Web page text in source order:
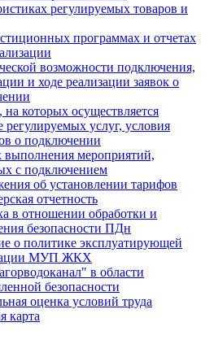
регулируемых товаров и
программах и отчетах
возможности подключения,
и ходе реализации заявок о
на которых осуществляется
регулируемых услуг, условия
о подключении
выполнения мероприятий,
с подключением
об установлении тарифов
отчетность
в отношении обработки и
безопасности ПДн
о политике эксплуатирующей
МУП ЖКХ
в области
безопасности
оценка условий труда
карта